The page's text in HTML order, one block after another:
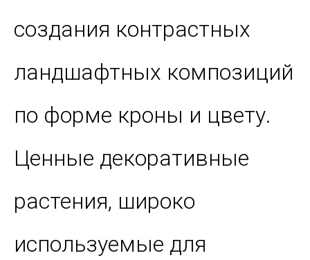
создания контрастных
ландшафтных композиций
по форме кроны и цвету.
Ценные декоративные
растения, широко
используемые для